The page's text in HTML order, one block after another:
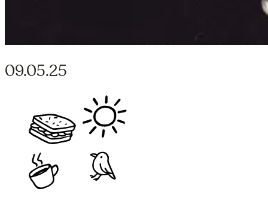
09.05.25